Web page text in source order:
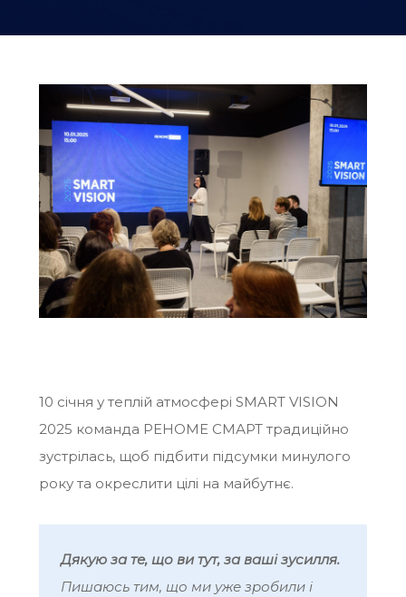
10 січня у теплій атмосфері SMART VISION
2025 команда РЕНОМЕ СМАРТ традиційно
зустрілась, щоб підбити підсумки минулого
року та окреслити цілі на майбутнє.
Дякую за те, що ви тут, за ваші зусилля.
Пишаюсь тим, що ми уже зробили і